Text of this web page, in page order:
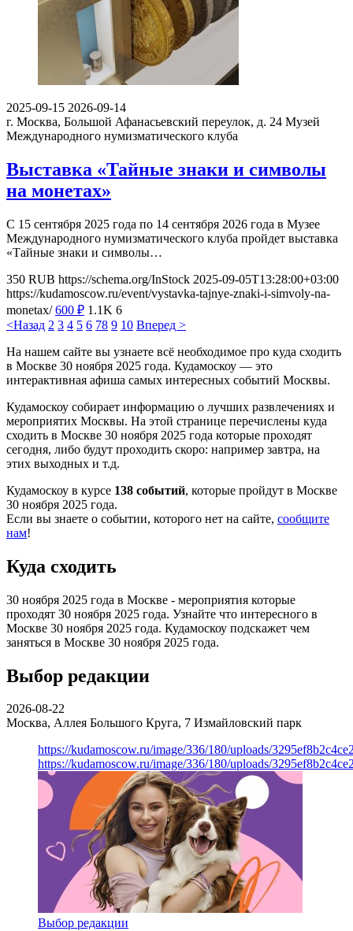
2025-09-15 2026-09-14
г. Москва, Большой Афанасьевский переулок, д. 24 Музей
Международного нумизматического клуба
Выставка «Тайные знаки и символы
на монетах»
С 15 сентября 2025 года по 14 сентября 2026 года в Музее
Международного нумизматического клуба пройдет выставка
«Тайные знаки и символы…
350 RUB https://schema.org/InStock 2025-09-05T13:28:00+03:00
https://kudamoscow.ru/event/vystavka-tajnye-znaki-i-simvoly-na-
monetax/ 600 ₽ 1.1K 6
<Назад 2 3 4 5 6 78 9 10 Вперед >
На нашем сайте вы узнаете всё необходимое про куда сходить
в Москве 30 ноября 2025 года. Кудамоскоу — это
интерактивная афиша самых интересных событий Москвы.
Кудамоскоу собирает информацию о лучших развлечениях и
мероприятих Москвы. На этой странице перечислены куда
сходить в Москве 30 ноября 2025 года которые проходят
сегодня, либо будут проходить скоро: например завтра, на
этих выходных и т.д.
Кудамоскоу в курсе 138 событий, которые пройдут в Москве
30 ноября 2025 года.
Если вы знаете о событии, которого нет на сайте, сообщите
нам!
Куда сходить
30 ноября 2025 года в Москве - мероприятия которые
проходят 30 ноября 2025 года. Узнайте что интересного в
Москве 30 ноября 2025 года. Кудамоскоу подскажет чем
заняться в Москве 30 ноября 2025 года.
Выбор редакции
2026-08-22
Москва, Аллея Большого Круга, 7 Измайловский парк
https://kudamoscow.ru/image/336/180/uploads/
https://kudamoscow.ru/image/336/180/uploads/
Выбор редакции